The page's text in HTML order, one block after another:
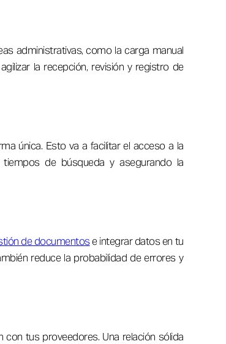
administrativas, como la carga manual
la recepción, revisión y registro de
única. Esto va a facilitar el acceso a la
de búsqueda y asegurando la
de documentose integrar datos en tu
reduce la probabilidad de errores y
tus proveedores. Una relación sólida